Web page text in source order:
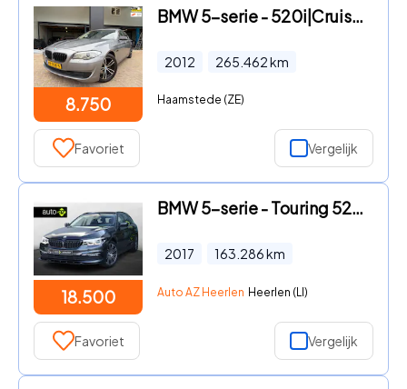
8.750
BMW 5-serie - 520i|Cruise control|Vol optie!|Automaat!|
2012 265.462km
Haamstede (ZE)
Favoriet Vergelijk
18.500
BMW 5-serie - Touring 520d High Executive / Memory / Stoelverwarming
2017 163.286km
Auto AZ Heerlen Heerlen (LI)
Favoriet Vergelijk